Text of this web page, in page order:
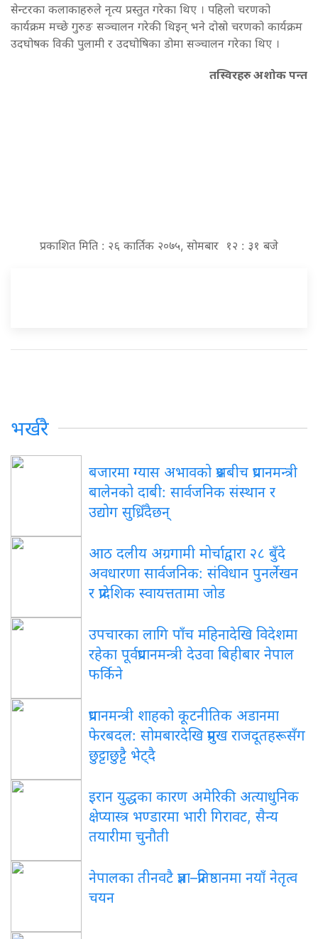
सेन्टरका कलाकाहरुले नृत्य प्रस्तुत गरेका थिए । पहिलो चरणको
कार्यक्रम मच्छे गुरुङ सञ्चालन गरेकी थिइन् भने दोस्रो चरणको कार्यक्रम
उदघोषक विकी पुलामी र उदघोषिका डोमा सञ्चालन गरेका थिए ।
तस्विरहरु अशोक पन्त
प्रकाशित मिति : २६ कार्तिक २०७५, सोमबार १२ : ३१ बजे
भर्खरै
बजारमा ग्यास अभावको प्रश्नबीच प्रधानमन्त्री
बालेनको दाबी: सार्वजनिक संस्थान र
उद्योग सुध्रिँदैछन्
आठ दलीय अग्रगामी मोर्चाद्वारा २८ बुँदे
अवधारणा सार्वजनिक: संविधान पुनर्लेखन
र प्रादेशिक स्वायत्ततामा जोड
उपचारका लागि पाँच महिनादेखि विदेशमा
रहेका पूर्वप्रधानमन्त्री देउवा बिहीबार नेपाल
फर्किने
प्रधानमन्त्री शाहको कूटनीतिक अडानमा
फेरबदल: सोमबारदेखि प्रमुख राजदूतहरूसँग
छुट्टाछुट्टै भेट्दै
इरान युद्धका कारण अमेरिकी अत्याधुनिक
क्षेप्यास्त्र भण्डारमा भारी गिरावट, सैन्य
तयारीमा चुनौती
नेपालका तीनवटै प्रज्ञा–प्रतिष्ठानमा नयाँ नेतृत्व
चयन